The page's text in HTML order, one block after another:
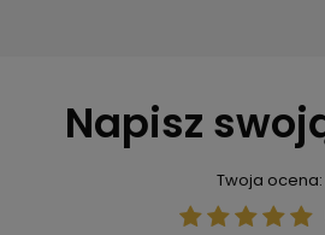
Napisz
Twoja ocena: